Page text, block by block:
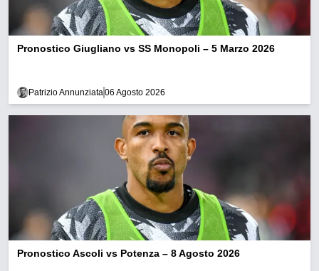
Pronostico Giugliano vs SS Monopoli – 5 Marzo 2026
Patrizio Annunziata 06 Agosto 2026
Pronostico Ascoli vs Potenza – 8 Agosto 2026